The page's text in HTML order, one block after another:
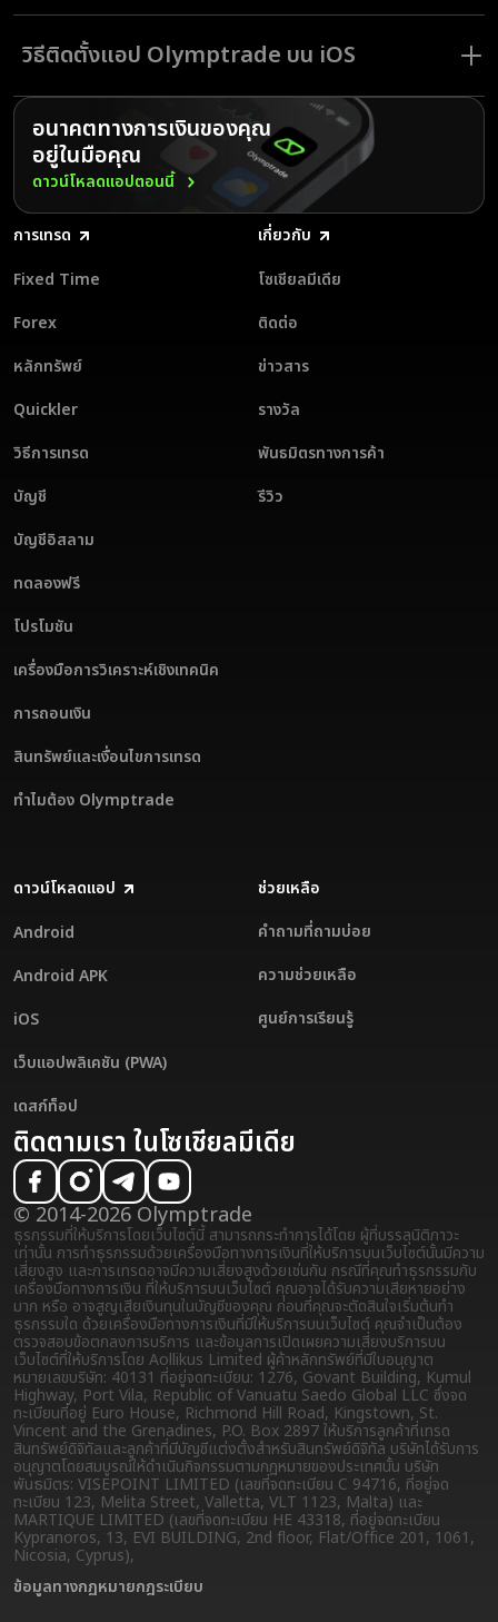
แอปพลิเคชันมือถือสมัยใหม่มอบฟังก์ชันการเทรดแบบเดียวกันกับแพลตฟอร์ม
การเทรดเหมือนกับบนคอมพิวเตอร์ของคุณ ช่วยให้คุณเทรดได้อย่างต่อเนื่อง
ทุกที่ทุกเวลา
สัมผัสประสบการณ์การใช้งานครบทุกฟังก์ชันและความน่าเชื่อถือของ
แพลตฟอร์มการเทรดของเราได้บนแอป Olymptrade สำหรับ iOS:
รองรับการใช้งานบนทั้ง iPhone และ iPad
อินเทอร์เฟซที่ใช้งานง่าย: การออกแบบที่ชาญฉลาดเพื่อการนำทางที่ราบรื่น
เครื่องมือครบครัน: การวิเคราะห์แนวโน้มตลาด อินดิเคเตอร์ ออสซิลเลเต
อร์ สัญญาณการเทรด และอื่น ๆ
ฝึกฝนด้วยบัญชีทดลอง: พัฒนาทักษะของคุณโดยไม่เสี่ยง
ฝ่ายบริการลูกค้าหลายภาษาตลอด 24/7: พร้อมให้ความช่วยเหลือทุกเวลาที่
คุณต้องการ
ดาวน์โหลดแอป Olymptrade สำหรับ iOS วันนี้และยกระดับประสบการณ์
วิธีติดตั้งแอป Olymptrade บน iOS
การติดตั้งแอปเทรด Olymptrade บน iOS
ทำได้ง่าย ๆ เพียงทำตามขั้นตอนเหล่านี้:
ดาวน์โหลดแอปจาก App Store
สมัครบัญชีในแอปหรือเข้าสู่ระบบบัญชีของคุณ
เริ่มฝึกเทรดบนบัญชีทดลอง เมื่อคุณพร้อมแล้ว ให้ฝากเงินด้วยหนึ่งใน 17
สกุลเงินที่ให้บริการเพื่อเริ่มต้นเทรดจริง
Olymptrade โดดเด่นกว่าแอปเทรดออนไลน์อื่น ๆ ด้วยอินเทอร์เฟซที่ใช้งาน
iOS วันนี้และปลดล็อกศักยภาพการเทรดของคุณอย่างเต็มที่!
อนาคตทางการเงินของคุณ
อยู่ในมือคุณ
ดาวน์โหลดแอปตอนนี้
การเทรด
Fixed Time
Forex
หลักทรัพย์
Quickler
วิธีการเทรด
บัญชี
บัญชีอิสลาม
ทดลองฟรี
โปรโมชัน
เครื่องมือการวิเคราะห์เชิงเทคนิค
การถอนเงิน
สินทรัพย์และเงื่อนไขการเทรด
ทำไมต้อง Olymptrade
เกี่ยวกับ
โซเชียลมีเดีย
ติดต่อ
ข่าวสาร
รางวัล
พันธมิตรทางการค้า
รีวิว
ดาวน์โหลดแอป
Android
Android APK
iOS
เว็บแอปพลิเคชัน (PWA)
เดสก์ท็อป
ช่วยเหลือ
คำถามที่ถามบ่อย
ความช่วยเหลือ
ศูนย์การเรียนรู้
ติดตามเรา ในโซเชียลมีเดีย
© 2014-2026 Olymptrade
ธุรกรรมที่ให้บริการโดยเว็บไซต์นี้ สามารถกระทำการได้โดย ผู้ที่บรรลุนิติภาวะ
เท่านั้น การทำธุรกรรมด้วยเครื่องมือทางการเงินที่ให้บริการบนเว็บไซต์นั้นมีความ
เสี่ยงสูง และการเทรดอาจมีความเสี่ยงสูงด้วยเช่นกัน กรณีที่คุณทำธุรกรรมกับ
เครื่องมือทางการเงิน ที่ให้บริการบนเว็บไซต์ คุณอาจได้รับความเสียหายอย่าง
มาก หรือ อาจสูญเสียเงินทุนในบัญชีของคุณ ก่อนที่คุณจะตัดสินใจเริ่มต้นทำ
ธุรกรรมใด ด้วยเครื่องมือทางการเงินที่มีให้บริการบนเว็บไซต์ คุณจำเป็นต้อง
ตรวจสอบข้อตกลงการบริการ และข้อมูลการเปิดเผยความเสี่ยงบริการบน
เว็บไซต์ที่ให้บริการโดย Aollikus Limited ผู้ค้าหลักทรัพย์ที่มีใบอนุญาต
หมายเลขบริษัท: 40131 ที่อยู่จดทะเบียน: 1276, Govant Building, Kumul
Highway, Port Vila, Republic of Vanuatu Saedo Global LLC ซึ่งจด
ทะเบียนที่อยู่ Euro House, Richmond Hill Road, Kingstown, St.
Vincent and the Grenadines, P.O. Box 2897 ให้บริการลูกค้าที่เทรด
สินทรัพย์ดิจิทัลและลูกค้าที่มีบัญชีแต่งตั้งสำหรับสินทรัพย์ดิจิทัล บริษัทได้รับการ
อนุญาตโดยสมบูรณ์ให้ดำเนินกิจกรรมตามกฎหมายของประเทศนั้น บริษัท
พันธมิตร: VISEPOINT LIMITED (เลขที่จดทะเบียน C 94716, ที่อยู่จด
ทะเบียน 123, Melita Street, Valletta, VLT 1123, Malta) และ
MARTIQUE LIMITED (เลขที่จดทะเบียน HE 43318, ที่อยู่จดทะเบียน
Kypranoros, 13, EVI BUILDING, 2nd floor, Flat/Office 201, 1061,
Nicosia, Cyprus),
ข้อมูลทางกฏหมายกฎระเบียบ